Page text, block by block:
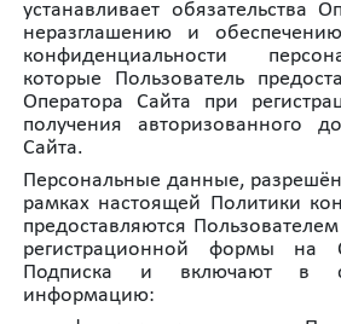
устанавливает обязательства
неразглашению и
конфиденциальности
которые Пользователь
Оператора Сайта при
получения авторизованного
Сайта.
Персональные данные,
рамках настоящей Политики
предоставляются
регистрационной формы на
Подписка и включают в
информацию: